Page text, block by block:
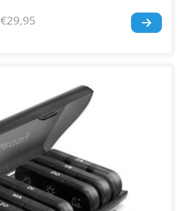
€29,95